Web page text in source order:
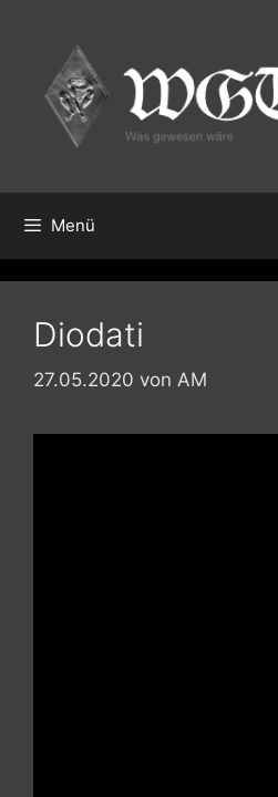
springen
Menü
Diodati
27.05.2020 von AM